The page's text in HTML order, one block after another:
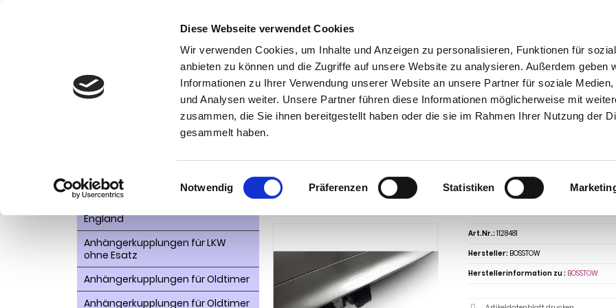
Diese Webseite verwendet Cookies
Wir verwenden Cookies, um Inhalte und Anzeigen zu personalisieren, Funktionen für
anbieten zu können und die Zugriffe auf unsere Website zu analysieren. Außerdem geben
Informationen zu Ihrer Verwendung unserer Website an unsere Partner für soziale Medien,
und Analysen weiter. Unsere Partner führen diese Informationen möglicherweise mit
zusammen, die Sie ihnen bereitgestellt haben oder die sie im Rahmen Ihrer Nutzung der
gesammelt haben.
Einwilligungsauswahl
Notwendig Präferenzen Statistiken
Kontakt 0 44 89 - 92 34 67 6 AHK-Finder Kasse
Anhängerkupplung für VW-1300-1302-1303
bei uns im Haus, Baureihe 1966-
Art.Nr.:1128481
Hersteller: BOSSTOW
Herstellerinformation zu : BOSSTOW
Kategorien
AHK- Zubehör, Ersatzteile
Anhängerkupplungen für
England
Anhängerkupplungen für LKW
ohne Esatz
Anhängerkupplungen für Oldtimer
Anhängerkupplungen für Oldtimer